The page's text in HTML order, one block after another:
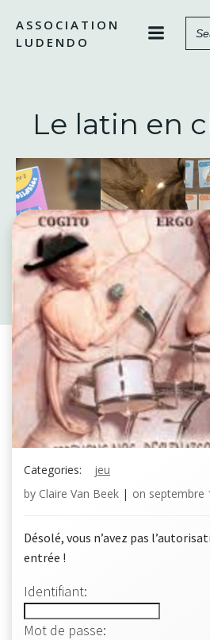
ASSOCIATION
LUDENDO
Le latin en
Categories:
jeu
by Claire Van Beek | on septembre
Désolé, vous n’avez pas
entrée !
Identifiant:
Mot de passe: